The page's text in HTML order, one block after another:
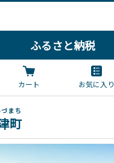
ふるさと納税
カート お気に入り
町
まち